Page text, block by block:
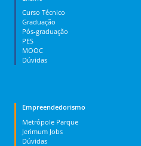
Curso Técnico
Graduação
Pós-graduação
PES
MOOC
Dúvidas
Empreendedorismo
Metrópole Parque
Jerimum Jobs
Dúvidas